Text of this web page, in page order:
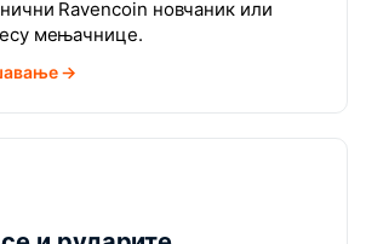
Ravencoin новчаник или
мењачнице.
→